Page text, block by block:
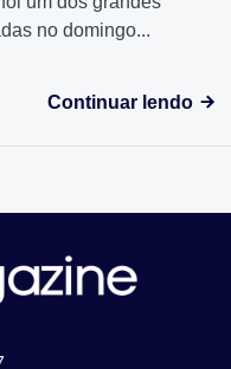
no domingo...
Continuar lendo